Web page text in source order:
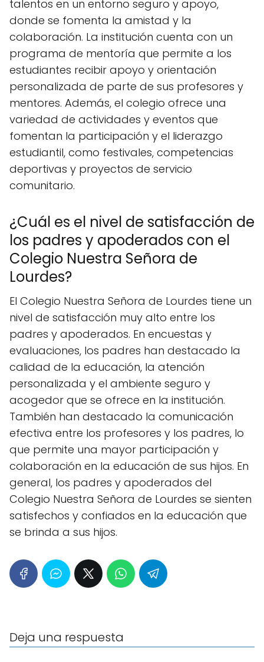
talentos en un entorno seguro y apoyo,
donde se fomenta la amistad y la
colaboración. La institución cuenta con un
programa de mentoría que permite a los
estudiantes recibir apoyo y orientación
personalizada de parte de sus profesores y
mentores. Además, el colegio ofrece una
variedad de actividades y eventos que
fomentan la participación y el liderazgo
estudiantil, como festivales, competencias
deportivas y proyectos de servicio
comunitario.
¿Cuál es el nivel de satisfacción de
los padres y apoderados con el
Colegio Nuestra Señora de
Lourdes?
El Colegio Nuestra Señora de Lourdes tiene un
nivel de satisfacción muy alto entre los
padres y apoderados. En encuestas y
evaluaciones, los padres han destacado la
calidad de la educación, la atención
personalizada y el ambiente seguro y
acogedor que se ofrece en la institución.
También han destacado la comunicación
efectiva entre los profesores y los padres, lo
que permite una mayor participación y
colaboración en la educación de sus hijos. En
general, los padres y apoderados del
Colegio Nuestra Señora de Lourdes se sienten
satisfechos y confiados en la educación que
se brinda a sus hijos.
Deja una respuesta